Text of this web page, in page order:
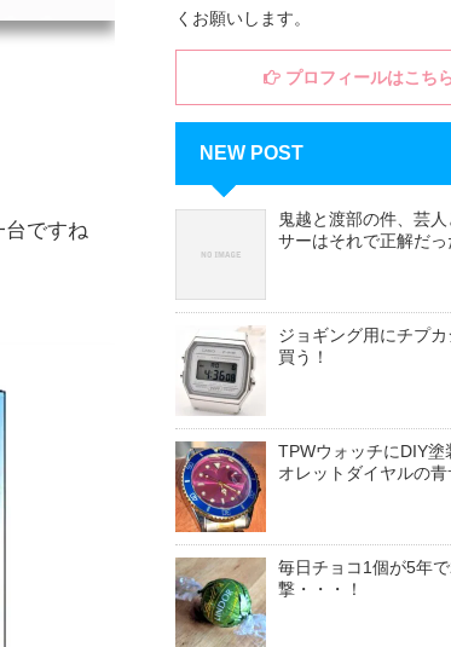
台ですね
くお願いします。
プロフィールはこち
NEW POST
鬼越と渡部の件、芸
サーはそれで正解だっ
ジョギング用にチプ
買う！
TPWウォッチにDIY塗
オレットダイヤルの青
毎日チョコ1個が5年
撃・・・！